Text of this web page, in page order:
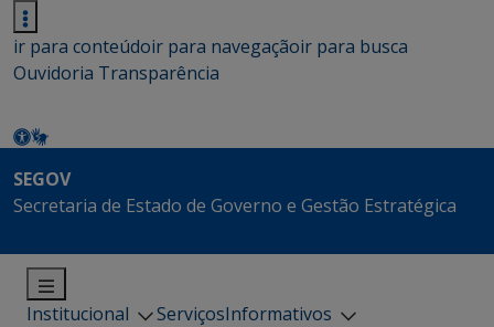
ir para conteúdoir para navegaçãoir para busca
Ouvidoria Transparência
SEGOV
Secretaria de Estado de Governo e Gestão Estratégica
Institucional ServiçosInformativos